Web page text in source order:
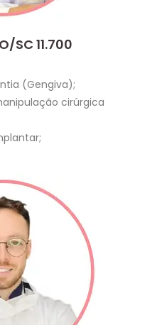
SC 11.700
(Gengiva);
cirúrgica